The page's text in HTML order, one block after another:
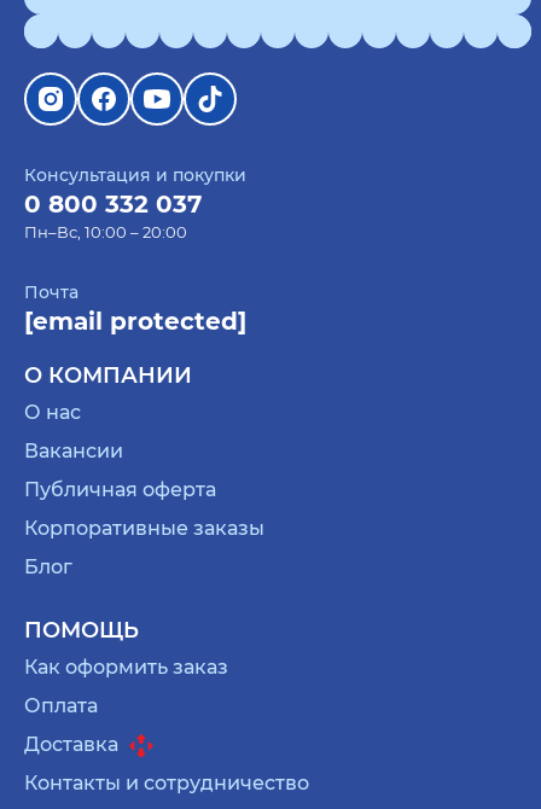
Консультация и покупки
0 800 332 037
Пн–Вс, 10:00 – 20:00
Почта
[email protected]
О КОМПАНИИ
О нас
Вакансии
Публичная оферта
Корпоративные заказы
Блог
ПОМОЩЬ
Как оформить заказ
Оплата
Доставка
Контакты и сотрудничество